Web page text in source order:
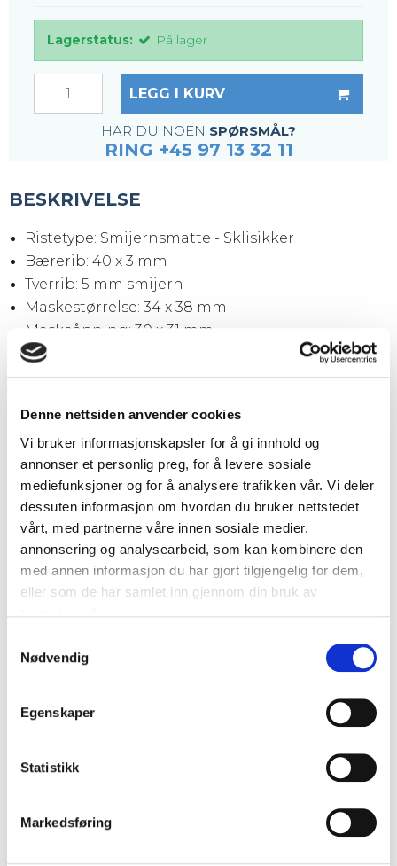
Denne nettsiden anvender cookies
Vi bruker informasjonskapsler for å gi innhold og
annonser et personlig preg, for å levere sosiale
mediefunksjoner og for å analysere trafikken vår. Vi deler
dessuten informasjon om hvordan du bruker nettstedet
vårt, med partnerne våre innen sosiale medier,
annonsering og analysearbeid, som kan kombinere den
med annen informasjon du har gjort tilgjengelig for dem,
eller som de har samlet inn gjennom din bruk av
Nødvendig
Egenskaper
Statistikk
Markedsføring
Lagerstatus: På lager
LEGG I KURV
HAR DU NOEN SPØRSMÅL?
RING +45 97 13 32 11
BESKRIVELSE
Ristetype: Smijernsmatte - Sklisikker
Bærerib: 40 x 3 mm
Tverrib: 5 mm smijern
Maskestørrelse: 34 x 38 mm
Maskeåpning: 30 x 31 mm
Kantjern: 40 x 3 mm
Overflate: Svart (ubehandlet)
Vekt pr. stk.: 99,0 kg
Tilkjøp
Kategori: Tilbehør
Festebeslag B133K